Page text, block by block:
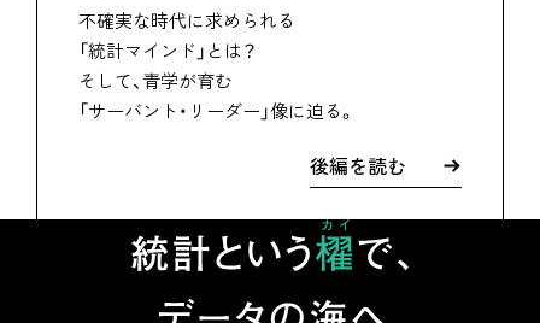
不確実な時代に求められる
「統計マインド」とは？
そして、青学が育む
「サーバント・リーダー」像に迫る。
後編を読む